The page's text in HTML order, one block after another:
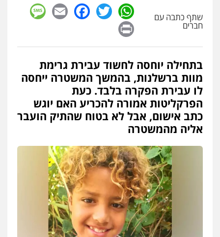
אברהם שהבזי – משרד עורכי דין
כלכלי
עו"ד דרוויש נאשף
פלילי פשיעה חמורה זכויות אדם
0527448141
עו"ד מוחמד סביחאת
0525077716
סלימאן אבו שעירה – משרד עורכי דין
פלילי בטחוני צבאי נזיקין
0547780927
שתף כתבה עם
חברים
WhatsApp
Twitter
Facebook
Email
בתחילה יוחסה לחשוד עבירת גרימת
מוות ברשלנות, בהמשך המשטרה ייחסה
לו עבירת הפקרה בלבד. כעת
הפרקליטות אמורה להכריע האם יוגש
כתב אישום, אבל לא בטוח שהתיק הועבר
אליה מהמשטרה